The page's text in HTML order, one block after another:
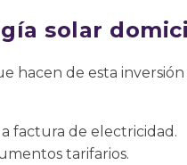
solar
hacen de esta
factura de electricidad.
tarifarios.